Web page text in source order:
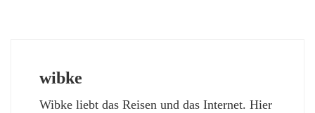
wibke
Wibke liebt das Reisen und das Internet. Hier